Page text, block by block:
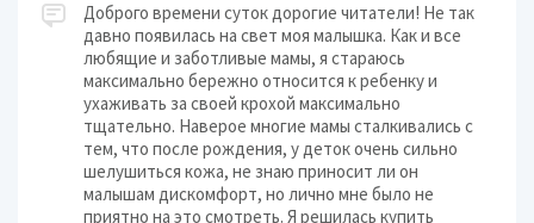
Доброго времени суток дорогие читатели! Не так
давно появилась на свет моя малышка. Как и все
любящие и заботливые мамы, я стараюсь
максимально бережно относится к ребенку и
ухаживать за своей крохой максимально
тщательно. Наверое многие мамы сталкивались с
тем, что после рождения, у деток очень сильно
шелушиться кожа, не знаю приносит ли он
малышам дискомфорт, но лично мне было не
приятно на это смотреть. Я решилась купить